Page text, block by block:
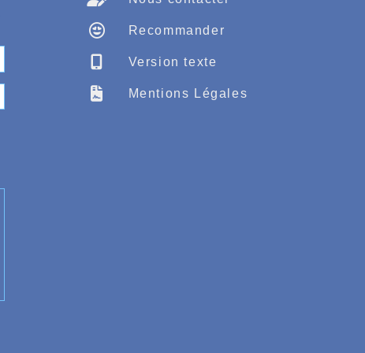
Recommander
Version texte
Mentions Légales